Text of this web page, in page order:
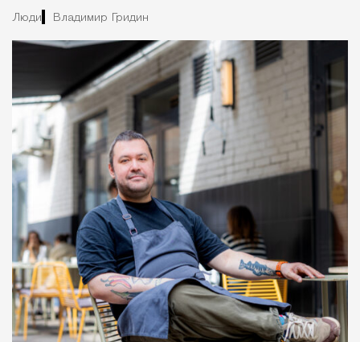
Люди Владимир Гридин